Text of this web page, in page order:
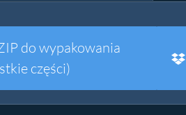
do wypakowania
części)